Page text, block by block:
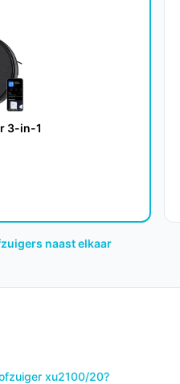
van het
3-in-1
naast elkaar
xu2100/20?